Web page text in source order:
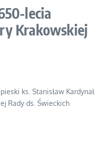
lecia
Krakowskiej
ks. Stanisław Kardynał
Rady ds. Świeckich